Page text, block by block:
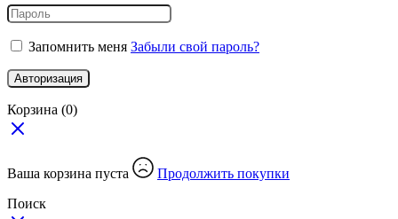
Запомнить меня Забыли свой пароль?
Авторизация
Корзина (0)
Ваша корзина пуста
Продолжить покупки
Поиск